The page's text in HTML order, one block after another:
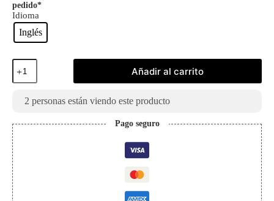
pedido*
Idioma
Inglés
Sobre
de
My
Academy
Vol.1
cantidad
Añadir al carrito
2 personas están viendo este producto
Pago seguro